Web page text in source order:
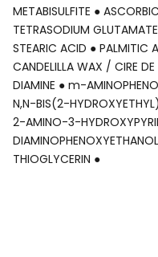
METABISULFITE ●
TETRASODIUM
STEARIC ACID ● PALMITIC
CANDELILLA WAX / CIRE
DIAMINE ● m-
N,N-BIS(2-
2-AMINO-3-
THIOGLYCERIN ●